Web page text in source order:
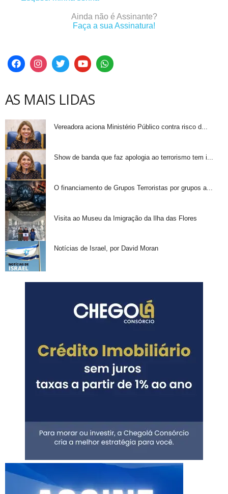
Ainda não é Assinante?
Faça a sua Assinatura!
AS MAIS LIDAS
Vereadora aciona Ministério Público contra risco d...
Show de banda que faz apologia ao terrorismo tem i...
O financiamento de Grupos Terroristas por grupos a...
Visita ao Museu da Imigração da Ilha das Flores
Notícias de Israel, por David Moran